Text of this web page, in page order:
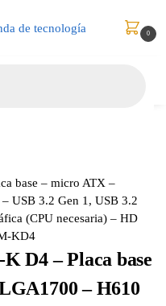
0
base – micro ATX –
USB 3.2 Gen 1, USB 3.2
(CPU necesaria) – HD
KD4
D4 – Placa base
– H610